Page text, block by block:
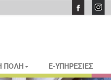
ΠΟΛΗ E-ΥΠΗΡΕΣΙΕΣ